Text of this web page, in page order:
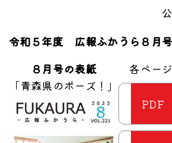
令和５年度 広報ふかうら８月号
８月号の表紙
「青森県のポーズ！」
各ペー